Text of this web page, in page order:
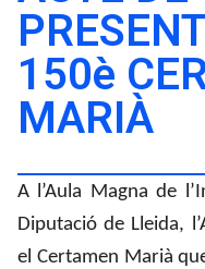
150è
MARIÀ
A l’Aula Magna de
Diputació de Lleida,
el Certamen Marià